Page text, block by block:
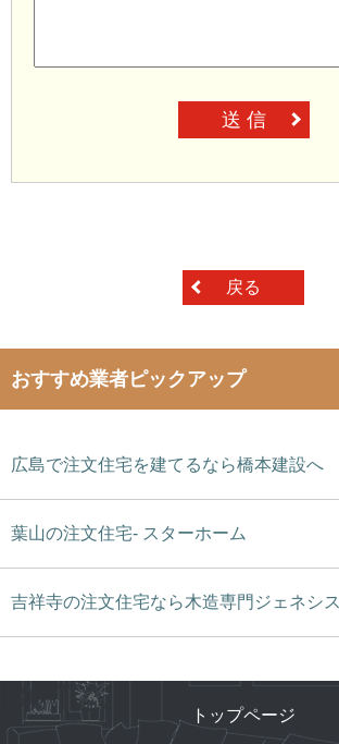
送 信
戻る
おすすめ業者ピックアップ
広島で注文住宅を建てるなら橋本建設へ
葉山の注文住宅- スターホーム
吉祥寺の注文住宅なら木造専門ジェネシス
トップページ